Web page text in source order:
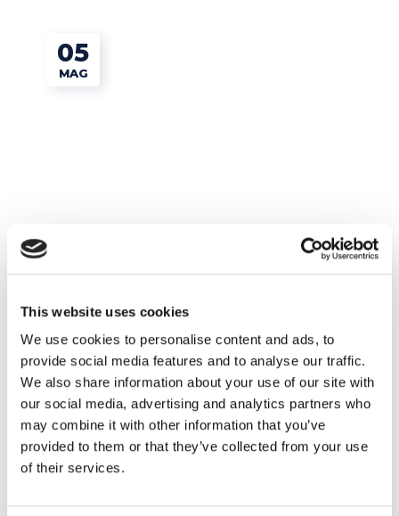
This website uses cookies
We use cookies to personalise content and ads, to
provide social media features and to analyse our traffic.
We also share information about your use of our site with
our social media, advertising and analytics partners who
may combine it with other information that you’ve
provided to them or that they’ve collected from your use
of their services.
05
MAG
Impara l’inglese con le barzellette!
READ MORE